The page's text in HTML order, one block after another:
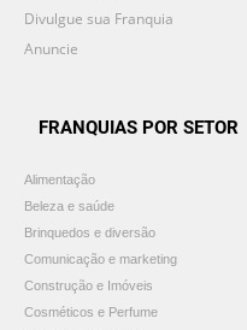
Divulgue sua Franquia
Anuncie
FRANQUIAS POR SETOR
Alimentação
Beleza e saúde
Brinquedos e diversão
Comunicação e marketing
Construção e Imóveis
Cosméticos e Perfume